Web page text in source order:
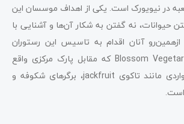
در نیویورک است. یکی از اهداف موسسان این
حیوانات، نه گفتن به شکار آن‌ها و آشنایی با
آنان اقدام به تاسیس این رستوران
گرفتند. رستوران Blossom Vegetarian که مقابل پارک مرکزی واقع
شده است، شامل مواردی مانند تاکوی jackfruit، برگرهای شکوفه و
است.